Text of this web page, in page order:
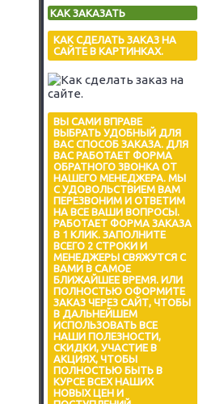
КАК ЗАКАЗАТЬ
КАК СДЕЛАТЬ ЗАКАЗ НА
САЙТЕ В КАРТИНКАХ.
ВЫ САМИ ВПРАВЕ
ВЫБРАТЬ УДОБНЫЙ ДЛЯ
ВАС СПОСОБ ЗАКАЗА. ДЛЯ
ВАС РАБОТАЕТ ФОРМА
ОБРАТНОГО ЗВОНКА ОТ
НАШЕГО МЕНЕДЖЕРА. МЫ
С УДОВОЛЬСТВИЕМ ВАМ
ПЕРЕЗВОНИМ И ОТВЕТИМ
НА ВСЕ ВАШИ ВОПРОСЫ.
РАБОТАЕТ ФОРМА ЗАКАЗА
В 1 КЛИК. ЗАПОЛНИТЕ
ВСЕГО 2 СТРОКИ И
МЕНЕДЖЕРЫ СВЯЖУТСЯ С
ВАМИ В САМОЕ
БЛИЖАЙШЕЕ ВРЕМЯ. ИЛИ
ПОЛНОСТЬЮ ОФОРМИТЕ
ЗАКАЗ ЧЕРЕЗ САЙТ, ЧТОБЫ
В ДАЛЬНЕЙШЕМ
ИСПОЛЬЗОВАТЬ ВСЕ
НАШИ ПОЛЕЗНОСТИ,
СКИДКИ, УЧАСТИЕ В
АКЦИЯХ, ЧТОБЫ
ПОЛНОСТЬЮ БЫТЬ В
КУРСЕ ВСЕХ НАШИХ
НОВЫХ ЦЕН И